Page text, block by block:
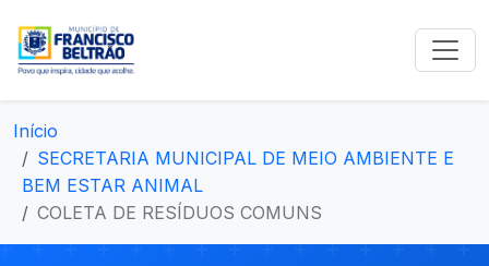
Início
SECRETARIA MUNICIPAL DE MEIO AMBIENTE E
BEM ESTAR ANIMAL
COLETA DE RESÍDUOS COMUNS